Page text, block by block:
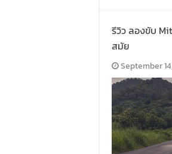
รีวิว ลองขับ
สมัย
September